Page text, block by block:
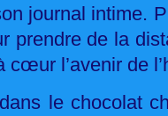
journal intime.
prendre de la
cœur l’avenir de
le chocolat